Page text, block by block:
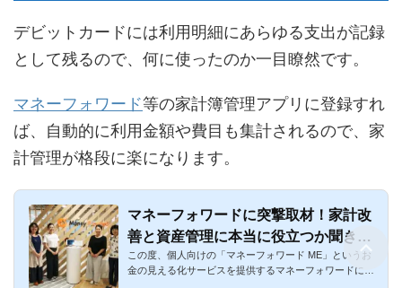
デビットカードには利用明細にあらゆる支出が記録
として残るので、何に使ったのか一目瞭然です。
マネーフォワード等の家計簿管理アプリに登録すれ
ば、自動的に利用金額や費目も集計されるので、家
計管理が格段に楽になります。
マネーフォワードに突撃取材！家計改
善と資産管理に本当に役立つか聞き倒
しました！
この度、個人向けの「マネーフォワード ME」というお
金の見える化サービスを提供するマネーフォワードに取